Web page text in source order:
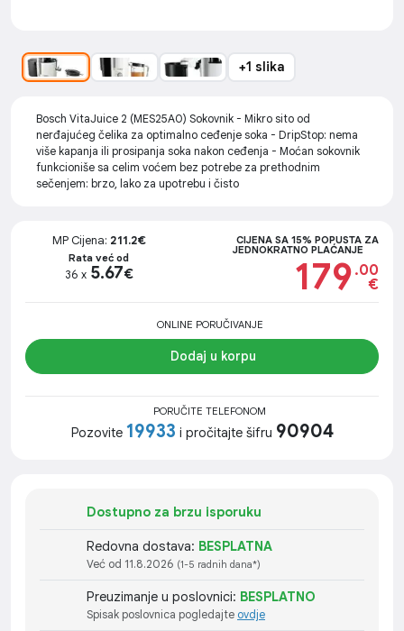
+1 slika
Bosch VitaJuice 2 (MES25A0) Sokovnik - Mikro sito od
nerđajućeg čelika za optimalno ceđenje soka - DripStop: nema
više kapanja ili prosipanja soka nakon ceđenja - Moćan sokovnik
funkcioniše sa celim voćem bez potrebe za prethodnim
sečenjem: brzo, lako za upotrebu i čisto
MP Cijena: 211.2€
Rata već od
36 x 5.67€
CIJENA SA 15% POPUSTA ZA
JEDNOKRATNO PLAĆANJE
179 .00
€
ONLINE PORUČIVANJE
Dodaj u korpu
PORUČITE TELEFONOM
Pozovite 19933 i pročitajte šifru 90904
Dostupno za brzu isporuku
Redovna dostava: BESPLATNA
Već od 11.8.2026 (1-5 radnih dana*)
Preuzimanje u poslovnici: BESPLATNO
Spisak poslovnica pogledajte ovdje